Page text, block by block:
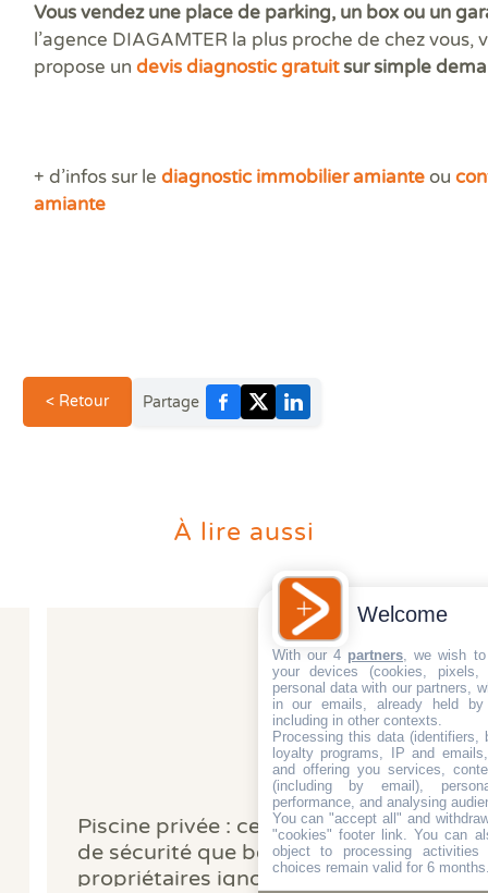
Vous vendez une place de parking, un box ou un
l’agence DIAGAMTER la plus proche de chez vous,
propose un devis diagnostic gratuitsur simple
+ d’infos sur le diagnostic immobilier amianteou
amiante
< Retour Partage
À lire aussi
Piscine privée : cette obligation
de sécurité que beaucoup de
propriétaires ignorent
Welcome
With our 4 partners, we wish to
your devices (cookies,
personal data with our partners,
in our emails, already held
including in other contexts.
Processing this data (identifiers,
loyalty programs, IP and
and offering you services,
(including by email),
performance, and analysing
You can "accept all" and
"cookies" footer link. You can
object to processing
choices remain valid for 6